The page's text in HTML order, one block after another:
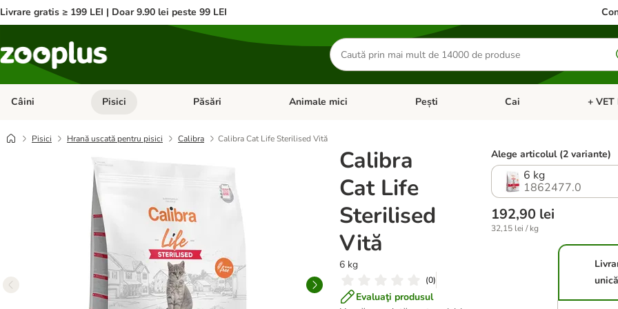
Livrare gratis ≥ 199 LEI | Doar 9.90 lei peste 99 LEI
Căutare
produse
Câini Deschideți meniul cu categorii: Câini
Pisici Deschideți meniul cu categorii: Pisici
Păsări Deschideți meniul cu categorii: Păsări
Animale mici Deschideți meniul cu categorii: Animale mici
Pești Deschideți meniul cu
Cai +
Pisici Hrană uscată pentru pisici Calibra Calibra Cat Life Sterilised Vită
Calibra
Cat Life
Sterilised
Vită
6 kg
(0)
Evaluaţi produsul
Alege articolul (2 variante)
6 kg
1862477.0
192,90 lei
32,15 lei / kg
unică